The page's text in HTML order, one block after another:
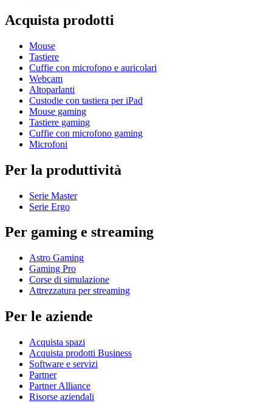
Acquista prodotti
Mouse
Tastiere
Cuffie con microfono e auricolari
Webcam
Altoparlanti
Custodie con tastiera per iPad
Mouse gaming
Tastiere gaming
Cuffie con microfono gaming
Microfoni
Per la produttività
Serie Master
Serie Ergo
Per gaming e streaming
Astro Gaming
Gaming Pro
Corse di simulazione
Attrezzatura per streaming
Per le aziende
Acquista spazi
Acquista prodotti Business
Software e servizi
Partner
Partner Alliance
Risorse aziendali